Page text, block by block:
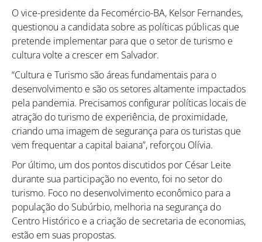
O vice-presidente da Fecomércio-BA, Kelsor Fernandes,
questionou a candidata sobre as políticas públicas que
pretende implementar para que o setor de turismo e
cultura volte a crescer em Salvador.
“Cultura e Turismo são áreas fundamentais para o
desenvolvimento e são os setores altamente impactados
pela pandemia. Precisamos configurar políticas locais de
atração do turismo de experiência, de proximidade,
criando uma imagem de segurança para os turistas que
vem frequentar a capital baiana”, reforçou Olívia.
Por último, um dos pontos discutidos por César Leite
durante sua participação no evento, foi no setor do
turismo. Foco no desenvolvimento econômico para a
população do Subúrbio, melhoria na segurança do
Centro Histórico e a criação de secretaria de economias,
estão em suas propostas.